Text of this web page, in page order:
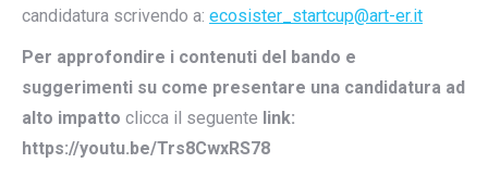
candidatura scrivendo a: ecosister_startcup@art-er.it
Per approfondire i contenuti del bando e
suggerimenti su come presentare una candidatura ad
alto impatto clicca il seguente link:
https://youtu.be/Trs8CwxRS78